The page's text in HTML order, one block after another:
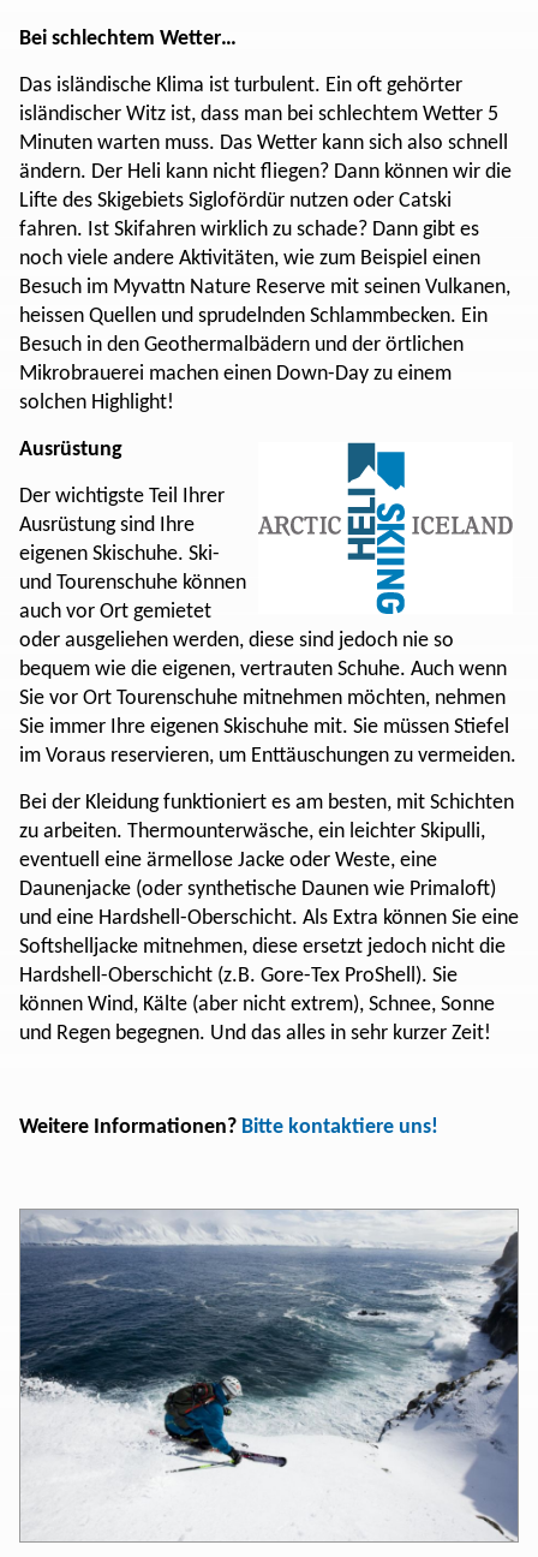
Bei schlechtem Wetter…
Das isländische Klima ist turbulent. Ein oft gehörter
isländischer Witz ist, dass man bei schlechtem Wetter 5
Minuten warten muss. Das Wetter kann sich also schnell
ändern. Der Heli kann nicht fliegen? Dann können wir die
Lifte des Skigebiets Siglofördür nutzen oder Catski
fahren. Ist Skifahren wirklich zu schade? Dann gibt es
noch viele andere Aktivitäten, wie zum Beispiel einen
Besuch im Myvattn Nature Reserve mit seinen Vulkanen,
heissen Quellen und sprudelnden Schlammbecken. Ein
Besuch in den Geothermalbädern und der örtlichen
Mikrobrauerei machen einen Down-Day zu einem
solchen Highlight!
Ausrüstung
Der wichtigste Teil Ihrer
Ausrüstung sind Ihre
eigenen Skischuhe. Ski-
und Tourenschuhe können
auch vor Ort gemietet
oder ausgeliehen werden, diese sind jedoch nie so
bequem wie die eigenen, vertrauten Schuhe. Auch wenn
Sie vor Ort Tourenschuhe mitnehmen möchten, nehmen
Sie immer Ihre eigenen Skischuhe mit. Sie müssen Stiefel
im Voraus reservieren, um Enttäuschungen zu vermeiden.
Bei der Kleidung funktioniert es am besten, mit Schichten
zu arbeiten. Thermounterwäsche, ein leichter Skipulli,
eventuell eine ärmellose Jacke oder Weste, eine
Daunenjacke (oder synthetische Daunen wie Primaloft)
und eine Hardshell-Oberschicht. Als Extra können Sie eine
Softshelljacke mitnehmen, diese ersetzt jedoch nicht die
Hardshell-Oberschicht (z.B. Gore-Tex ProShell). Sie
können Wind, Kälte (aber nicht extrem), Schnee, Sonne
und Regen begegnen. Und das alles in sehr kurzer Zeit!
Weitere Informationen? Bitte kontaktiere uns!